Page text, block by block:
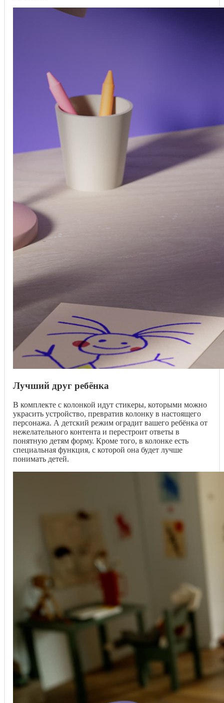
Лучший друг ребёнка
В комплекте с колонкой идут стикеры, которыми можно
украсить устройство, превратив колонку в настоящего
персонажа. А детский режим оградит вашего ребёнка от
нежелательного контента и перестроит ответы в
понятную детям форму. Кроме того, в колонке есть
специальная функция, с которой она будет лучше
понимать детей.